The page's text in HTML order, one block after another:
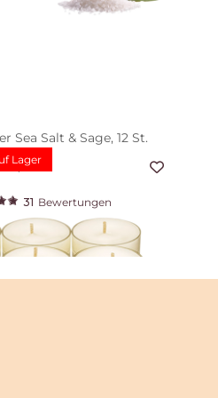
Sea Salt & Sage, 12 St.
11,75 €
31 Bewertungen
Lager